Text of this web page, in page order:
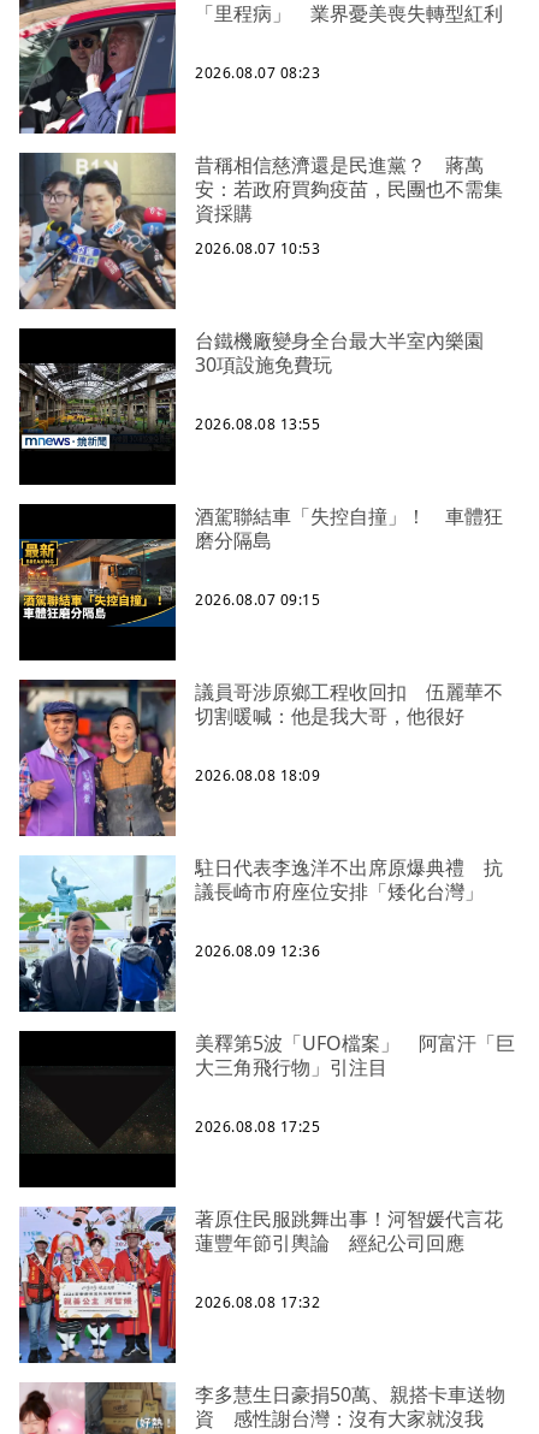
「里程病」 業界憂美喪失轉型紅利
2026.08.07 08:23
昔稱相信慈濟還是民進黨？ 蔣萬
安：若政府買夠疫苗，民團也不需集
資採購
2026.08.07 10:53
台鐵機廠變身全台最大半室內樂園
30項設施免費玩
2026.08.08 13:55
酒駕聯結車「失控自撞」！ 車體狂
磨分隔島
2026.08.07 09:15
議員哥涉原鄉工程收回扣 伍麗華不
切割暖喊：他是我大哥，他很好
2026.08.08 18:09
駐日代表李逸洋不出席原爆典禮 抗
議長崎市府座位安排「矮化台灣」
2026.08.09 12:36
美釋第5波「UFO檔案」 阿富汗「巨
大三角飛行物」引注目
2026.08.08 17:25
著原住民服跳舞出事！河智媛代言花
蓮豐年節引輿論 經紀公司回應
2026.08.08 17:32
李多慧生日豪捐50萬、親搭卡車送物
資 感性謝台灣：沒有大家就沒我